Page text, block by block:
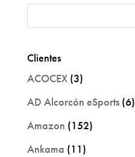
Clientes
ACOCEX(3)
AD Alcorcón eSports(6)
Amazon (152)
Ankama (11)